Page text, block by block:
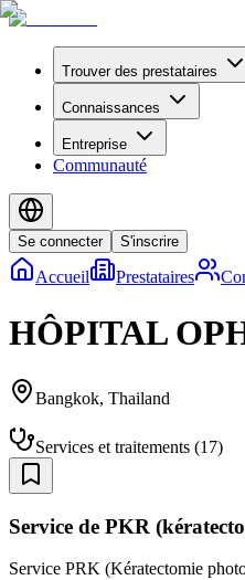
Trouver des prestataires
Connaissances
Entreprise
Communauté
Se connecter S'inscrire
Accueil Prestataires
HÔPITAL
Bangkok, Thailand
Services et traitements (17)
Service de PKR
Service PRK (Kératectomie